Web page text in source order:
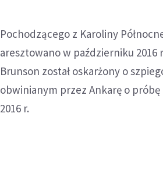
Pochodzącego z Karoliny
aresztowano w październiku 2016
Brunson został oskarżony o
obwinianym przez Ankarę o
2016 r.